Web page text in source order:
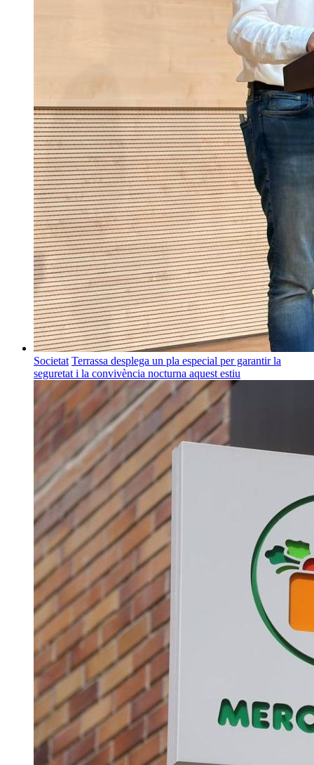
Societat Terrassa desplega un pla especial per garantir la
seguretat i la convivència nocturna aquest estiu